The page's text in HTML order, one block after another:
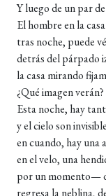
Y luego de un par
El hombre en la
tras noche, puede
detrás del párpado
la casa mirando
¿Qué imagen verán?
Esta noche, hay
y el cielo son
en cuando, hay una
en el velo, una
por un momento—
regresa la neblina,